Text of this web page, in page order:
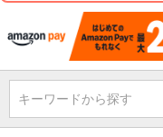
キーワードから探す